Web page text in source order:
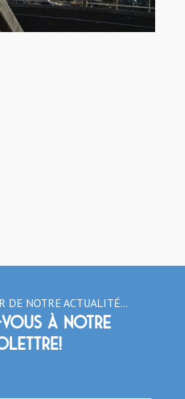
DE NOTRE ACTUALITÉ…
vous à notre